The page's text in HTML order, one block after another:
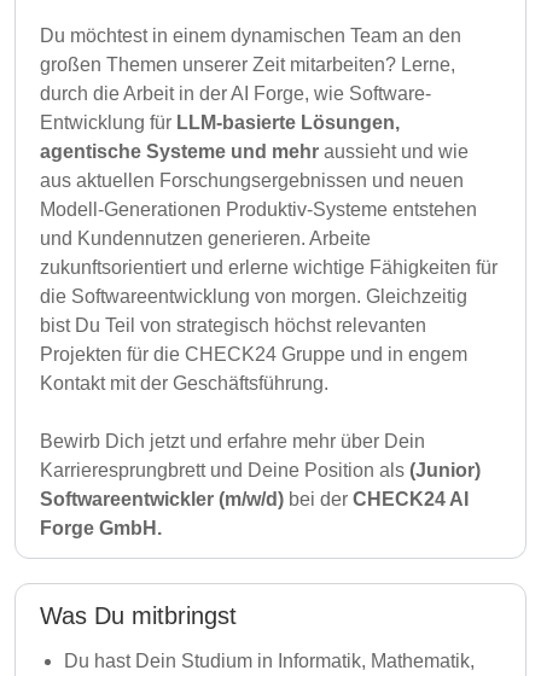
Du möchtest in einem dynamischen Team an den
großen Themen unserer Zeit mitarbeiten? Lerne,
durch die Arbeit in der AI Forge, wie Software-
Entwicklung für LLM-basierte Lösungen,
agentische Systeme und mehr aussieht und wie
aus aktuellen Forschungsergebnissen und neuen
Modell-Generationen Produktiv-Systeme entstehen
und Kundennutzen generieren. Arbeite
zukunftsorientiert und erlerne wichtige Fähigkeiten für
die Softwareentwicklung von morgen. Gleichzeitig
bist Du Teil von strategisch höchst relevanten
Projekten für die CHECK24 Gruppe und in engem
Kontakt mit der Geschäftsführung.
Bewirb Dich jetzt und erfahre mehr über Dein
Karrieresprungbrett und Deine Position als (Junior)
Softwareentwickler (m/w/d) bei der CHECK24 AI
Forge GmbH.
Was Du mitbringst
Du hast Dein Studium in Informatik, Mathematik,